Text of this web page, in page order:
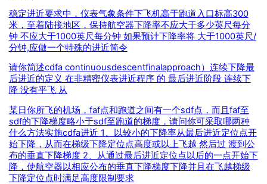
稳定进近要求中，仪表气象条件下飞机高于跑道入口标高300
米，至着陆接地区，保持航空器下降率不应大于多少英尺每分
钟 不应大于1000英尺每分钟 如果预计下降率将 大于1000英尺/
分钟,应做一个特殊的进近简令
请你简述cdfa continuousdescentfinalapproach）连续下降最
后进近的定义 在非精密仪表进近程序 的 最后进近阶段 连续下
降 没有平飞 从
某日你所飞的机场，faf点和跑道之间有一个sdf点，而且faf至
sdf的下降梯度略小于sdf至跑道的梯度，请问你可采取哪两种
什么方法实施cdfa进近 1、以较小的下降率从最后进近定位点开
始下降，从而在梯级下降定位点高度或以上飞越 然后过 渡到公
布的垂直下降梯度 2、从通过最后进近定位点以后的一点开始下
降，使航空器以相应公布的垂直下降梯度下降并且在飞越梯级
下降定位点时满足高度限制要求